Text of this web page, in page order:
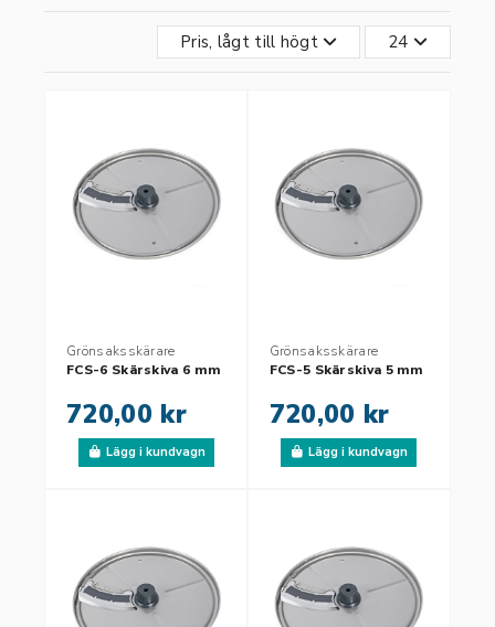
Pris, lågt till högt 24
Grönsaksskärare
FCS-6 Skärskiva 6 mm
720,00 kr
Lägg i kundvagn
Grönsaksskärare
FCS-5 Skärskiva 5 mm
720,00 kr
Lägg i kundvagn